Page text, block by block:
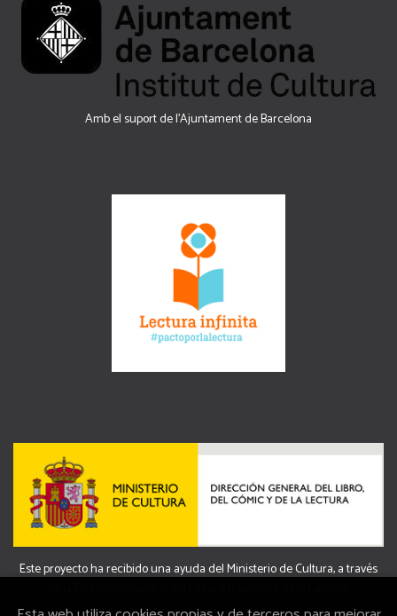
Amb el suport de l’Ajuntament de Barcelona
Este proyecto ha recibido una ayuda del Ministerio de Cultura, a través